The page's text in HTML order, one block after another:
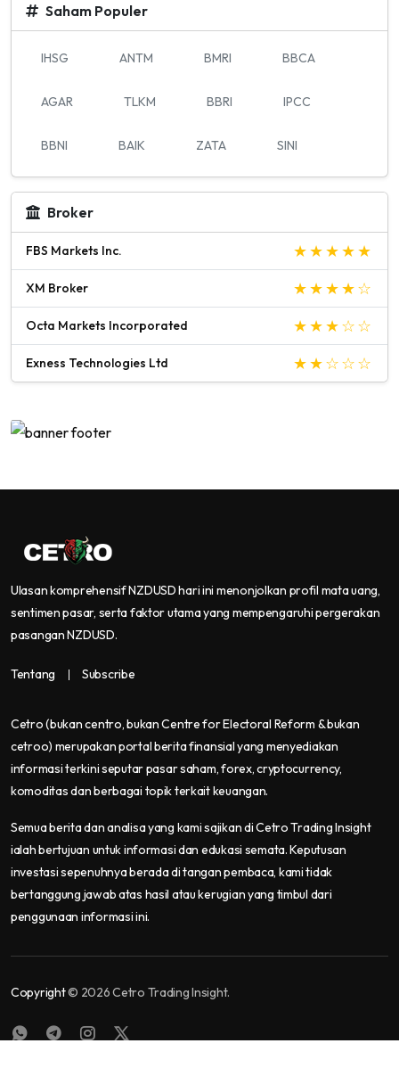
Saham Populer
IHSG ANTM BMRI BBCA
AGAR TLKM BBRI IPCC
BBNI BAIK ZATA SINI
Broker
FBS Markets Inc.
XM Broker
Octa Markets Incorporated
Exness Technologies Ltd
Ulasan komprehensif NZDUSD hari ini menonjolkan profil mata uang,
sentimen pasar, serta faktor utama yang mempengaruhi pergerakan
pasangan NZDUSD.
Tentang Subscribe
Cetro(bukan centro, bukan Centre for Electoral Reform & bukan
cetroo) merupakan portal berita finansial yang menyediakan
informasi terkini seputar pasar saham, forex, cryptocurrency,
komoditas dan berbagai topik terkait keuangan.
Semua berita dan analisa yang kami sajikan di Cetro Trading Insight
ialah bertujuan untuk informasi dan edukasi semata. Keputusan
investasi sepenuhnya berada di tangan pembaca, kami tidak
bertanggung jawab atas hasil atau kerugian yang timbul dari
penggunaan informasi ini.
Copyright© 2026 Cetro Trading Insight.